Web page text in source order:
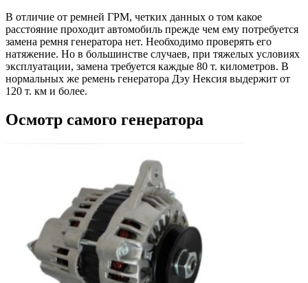
В отличие от ремней ГРМ, четких данных о том какое
расстояние проходит автомобиль прежде чем ему потребуется
замена ремня генератора нет. Необходимо проверять его
натяжение. Но в большинстве случаев, при тяжелых условиях
эксплуатации, замена требуется каждые 80 т. километров. В
нормальных же ремень генератора Дэу Нексия выдержит от
120 т. км и более.
Осмотр самого генератора